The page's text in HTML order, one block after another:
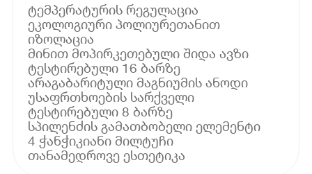
ტემპერატურის რეგულაცია
ეკოლოგიური პოლიურეთანით
იზოლაცია
მინით მოპირკეთებული შიდა ავზი
ტესტირებული 16 ბარზე
არაგაბარიტული მაგნიუმის ანოდი
უსაფრთხოების სარქველი
ტესტირებული 8 ბარზე
სპილენძის გამათბობელი ელემენტი
4 ჭანჭიკიანი მილტუჩი
თანამედროვე ესთეტიკა